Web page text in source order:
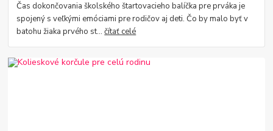
Čas dokončovania školského štartovacieho balíčka pre prváka je
spojený s veľkými emóciami pre rodičov aj deti. Čo by malo byť v
batohu žiaka prvého st...čítať celé